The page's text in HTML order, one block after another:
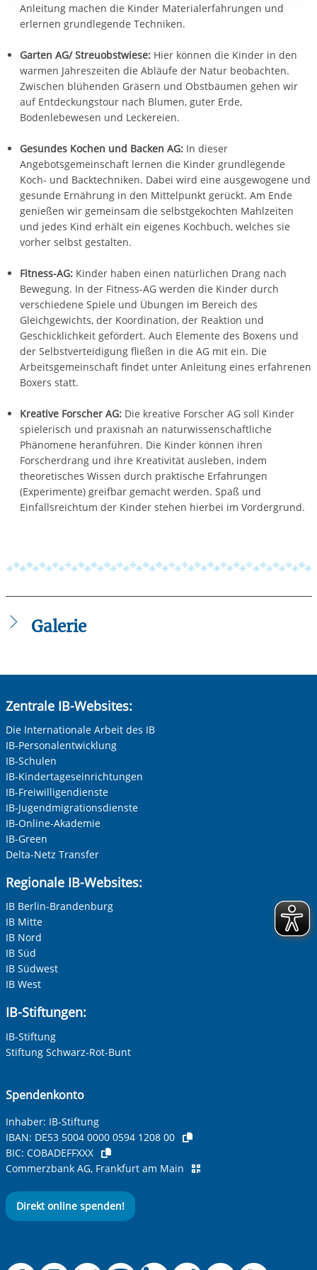
Anleitung machen die Kinder Materialerfahrungen und
erlernen grundlegende Techniken.
Garten AG/ Streuobstwiese: Hier können die Kinder in den
warmen Jahreszeiten die Abläufe der Natur beobachten.
Zwischen blühenden Gräsern und Obstbäumen gehen wir
auf Entdeckungstour nach Blumen, guter Erde,
Bodenlebewesen und Leckereien.
Gesundes Kochen und Backen AG:In dieser
Angebotsgemeinschaft lernen die Kinder grundlegende
Koch- und Backtechniken. Dabei wird eine ausgewogene und
gesunde Ernährung in den Mittelpunkt gerückt. Am Ende
genießen wir gemeinsam die selbstgekochten Mahlzeiten
und jedes Kind erhält ein eigenes Kochbuch, welches sie
vorher selbst gestalten.
Fitness-AG:Kinder haben einen natürlichen Drang nach
Bewegung. In der Fitness-AG werden die Kinder durch
verschiedene Spiele und Übungen im Bereich des
Gleichgewichts, der Koordination, der Reaktion und
Geschicklichkeit gefördert. Auch Elemente des Boxens und
der Selbstverteidigung fließen in die AG mit ein. Die
Arbeitsgemeinschaft findet unter Anleitung eines erfahrenen
Boxers statt.
Kreative Forscher AG: Die kreative Forscher AG soll Kinder
spielerisch und praxisnah an naturwissenschaftliche
Phänomene heranführen. Die Kinder können ihren
Forscherdrang und ihre Kreativität ausleben, indem
theoretisches Wissen durch praktische Erfahrungen
(Experimente) greifbar gemacht werden. Spaß und
Einfallsreichtum der Kinder stehen hierbei im Vordergrund.
Galerie
Vorherige Folie anzeigen
Zentrale IB-Websites:
Die Internationale Arbeit des IB
IB-Personalentwicklung
IB-Schulen
IB-Kindertageseinrichtungen
IB-Freiwilligendienste
IB-Jugendmigrationsdienste
IB-Online-Akademie
IB-Green
Delta-Netz Transfer
Regionale IB-Websites:
IB Berlin-Brandenburg
IB Mitte
IB Nord
IB Süd
IB Südwest
IB West
IB-Stiftungen:
IB-Stiftung
Stiftung Schwarz-Rot-Bunt
Spendenkonto
Inhaber: IB-Stiftung
IBAN: DE53 5004 0000 0594 1208 00
BIC: COBADEFFXXX
Commerzbank AG, Frankfurt am Main
Direkt online spenden!